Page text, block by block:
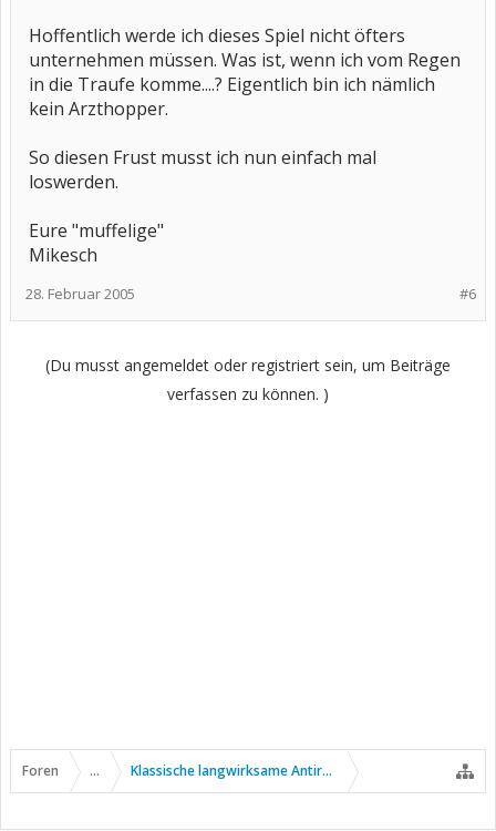
Hoffentlich werde ich dieses Spiel nicht öfters
unternehmen müssen. Was ist, wenn ich vom Regen
in die Traufe komme....? Eigentlich bin ich nämlich
kein Arzthopper.
So diesen Frust musst ich nun einfach mal
loswerden.
Eure "muffelige"
Mikesch
#6
28. Februar 2005
(Du musst angemeldet oder registriert sein, um Beiträge
verfassen zu können. )
Foren ... Klassische langwirksame Antirheumatika